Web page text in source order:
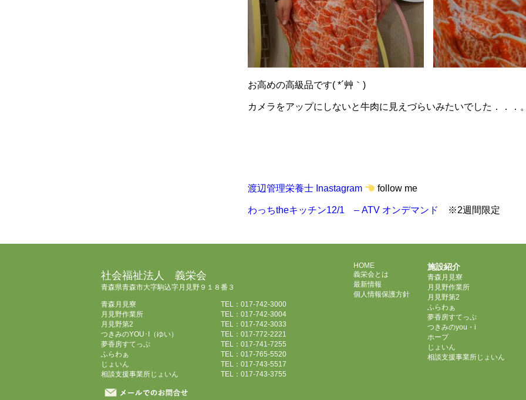
お高めの高級品です( *´艸｀)
カメラをアップにしないと牛肉に見えづらいみたいでした．．．
渡辺管理栄養士 Inastagram follow me
わっちtheキッチン12/1 – ATV オンデマンド ※2週間限定
社会福祉法人 義栄会
青森県青森市大字駒込字月見野９１８番３
青森月見寮
TEL：017-742-3000
月見野作業所
TEL：017-742-3004
月見野第2
TEL：017-742-3033
つきみのYOU･I（ゆい）
TEL：017-772-2221
夢香房すてっぷ
TEL：017-741-7255
ふらわぁ
TEL：017-765-5520
じょいん
TEL：017-743-5517
相談支援事業所じょいん
TEL：017-743-3755
HOME
義栄会とは
最新情報
個人情報保護方針
施設紹介
青森月見寮
月見野作業所
月見野第2
ふらわぁ
夢香房すてっぷ
つきみのyou・i
ホープ
じょいん
相談支援事業所じょいん